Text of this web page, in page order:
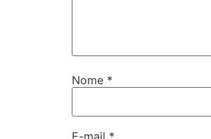
Nome *
E-mail *